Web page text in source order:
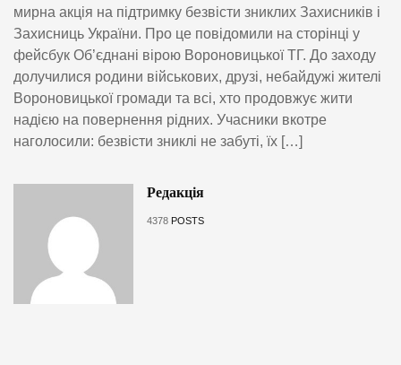
мирна акція на підтримку безвісти зниклих Захисників і
Захисниць України. Про це повідомили на сторінці у
фейсбук Об’єднані вірою Вороновицької ТГ. До заходу
долучилися родини військових, друзі, небайдужі жителі
Вороновицької громади та всі, хто продовжує жити
надією на повернення рідних. Учасники вкотре
наголосили: безвісти зниклі не забуті, їх […]
Редакція
4378 POSTS